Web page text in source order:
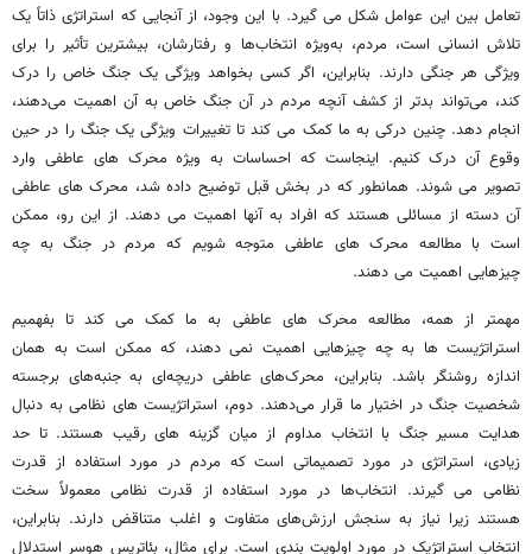
تعامل بین این عوامل شکل می گیرد. با این وجود، از آنجایی که استراتژی ذاتاً یک
تلاش انسانی است، مردم، به‌ویژه انتخاب‌ها و رفتارشان، بیشترین تأثیر را برای
ویژگی هر جنگی دارند. بنابراین، اگر کسی بخواهد ویژگی یک جنگ خاص را درک
کند، می‌تواند بدتر از کشف آنچه مردم در آن جنگ خاص به آن اهمیت می‌دهند،
انجام دهد. چنین درکی به ما کمک می کند تا تغییرات ویژگی یک جنگ را در حین
وقوع آن درک کنیم. اینجاست که احساسات به ویژه محرک های عاطفی وارد
تصویر می شوند. همانطور که در بخش قبل توضیح داده شد، محرک های عاطفی
آن دسته از مسائلی هستند که افراد به آنها اهمیت می دهند. از این رو، ممکن
است با مطالعه محرک های عاطفی متوجه شویم که مردم در جنگ به چه
چیزهایی اهمیت می دهند.
مهمتر از همه، مطالعه محرک های عاطفی به ما کمک می کند تا بفهمیم
استراتژیست ها به چه چیزهایی اهمیت نمی دهند، که ممکن است به همان
اندازه روشنگر باشد. بنابراین، محرک‌های عاطفی دریچه‌ای به جنبه‌های برجسته
شخصیت جنگ در اختیار ما قرار می‌دهند. دوم، استراتژیست های نظامی به دنبال
هدایت مسیر جنگ با انتخاب مداوم از میان گزینه های رقیب هستند. تا حد
زیادی، استراتژی در مورد تصمیماتی است که مردم در مورد استفاده از قدرت
نظامی می گیرند. انتخاب‌ها در مورد استفاده از قدرت نظامی معمولاً سخت
هستند زیرا نیاز به سنجش ارزش‌های متفاوت و اغلب متناقض دارند. بنابراین،
انتخاب استراتژیک در مورد اولویت بندی است. برای مثال، بئاتریس هوسر استدلال